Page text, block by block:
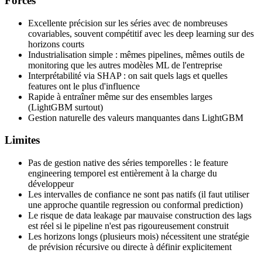
Excellente précision sur les séries avec de nombreuses
covariables, souvent compétitif avec les deep learning sur des
horizons courts
Industrialisation simple : mêmes pipelines, mêmes outils de
monitoring que les autres modèles ML de l'entreprise
Interprétabilité via SHAP : on sait quels lags et quelles
features ont le plus d'influence
Rapide à entraîner même sur des ensembles larges
(LightGBM surtout)
Gestion naturelle des valeurs manquantes dans LightGBM
Limites
Pas de gestion native des séries temporelles : le feature
engineering temporel est entièrement à la charge du
développeur
Les intervalles de confiance ne sont pas natifs (il faut utiliser
une approche quantile regression ou conformal prediction)
Le risque de data leakage par mauvaise construction des lags
est réel si le pipeline n'est pas rigoureusement construit
Les horizons longs (plusieurs mois) nécessitent une stratégie
de prévision récursive ou directe à définir explicitement